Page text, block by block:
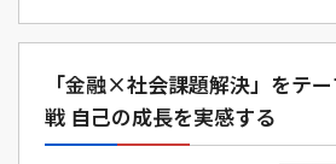
「金融×社会課題解決」をテ
戦 自己の成長を実感する